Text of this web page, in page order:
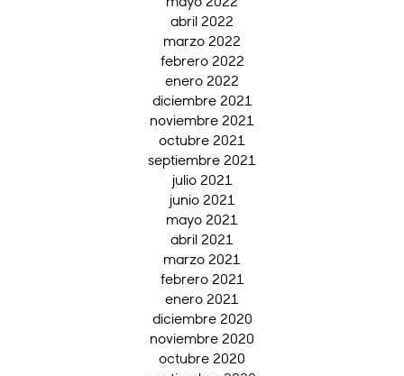
abril 2022
marzo 2022
febrero 2022
enero 2022
diciembre 2021
noviembre 2021
octubre 2021
septiembre 2021
julio 2021
junio 2021
mayo 2021
abril 2021
marzo 2021
febrero 2021
enero 2021
diciembre 2020
noviembre 2020
octubre 2020